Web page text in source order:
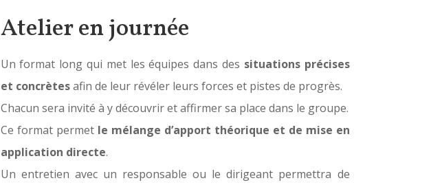
Atelier en journée
Un format long qui met les équipes dans des situations précises
et concrètesafin de leur révéler leurs forces et pistes de progrès.
Chacun sera invité à y découvrir et affirmer sa place dans le groupe.
Ce format permet le mélange d’apport théorique et de mise en
application directe.
Un entretien avec un responsable ou le dirigeant permettra de